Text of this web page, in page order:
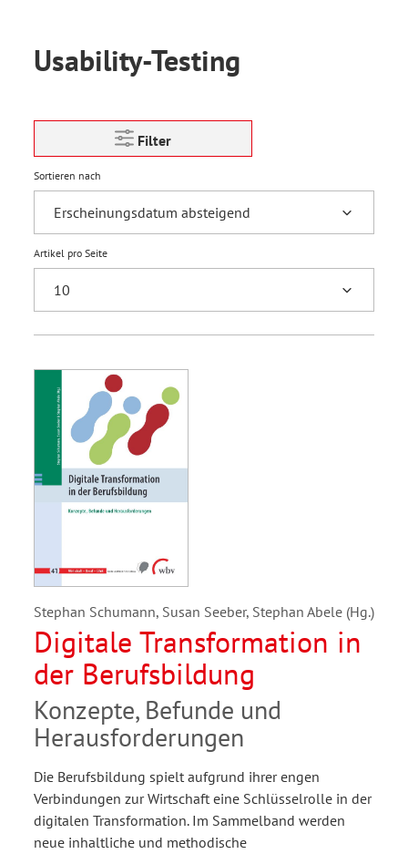
Usability-Testing
Filter
Sortieren nach
Artikel pro Seite
Stephan Schumann, Susan Seeber, Stephan Abele (Hg.)
Digitale Transformation in
der Berufsbildung
Konzepte, Befunde und
Herausforderungen
Die Berufsbildung spielt aufgrund ihrer engen
Verbindungen zur Wirtschaft eine Schlüsselrolle in der
digitalen Transformation. Im Sammelband werden
neue inhaltliche und methodische